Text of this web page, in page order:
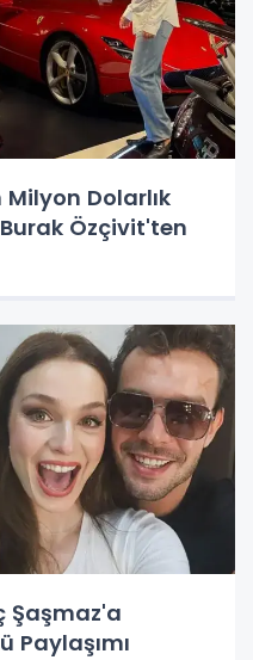
Dolarlık
Özçivit'ten
Şaşmaz'a
Paylaşımı